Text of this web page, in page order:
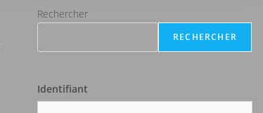
Rechercher
RECHERCHER
Identifiant